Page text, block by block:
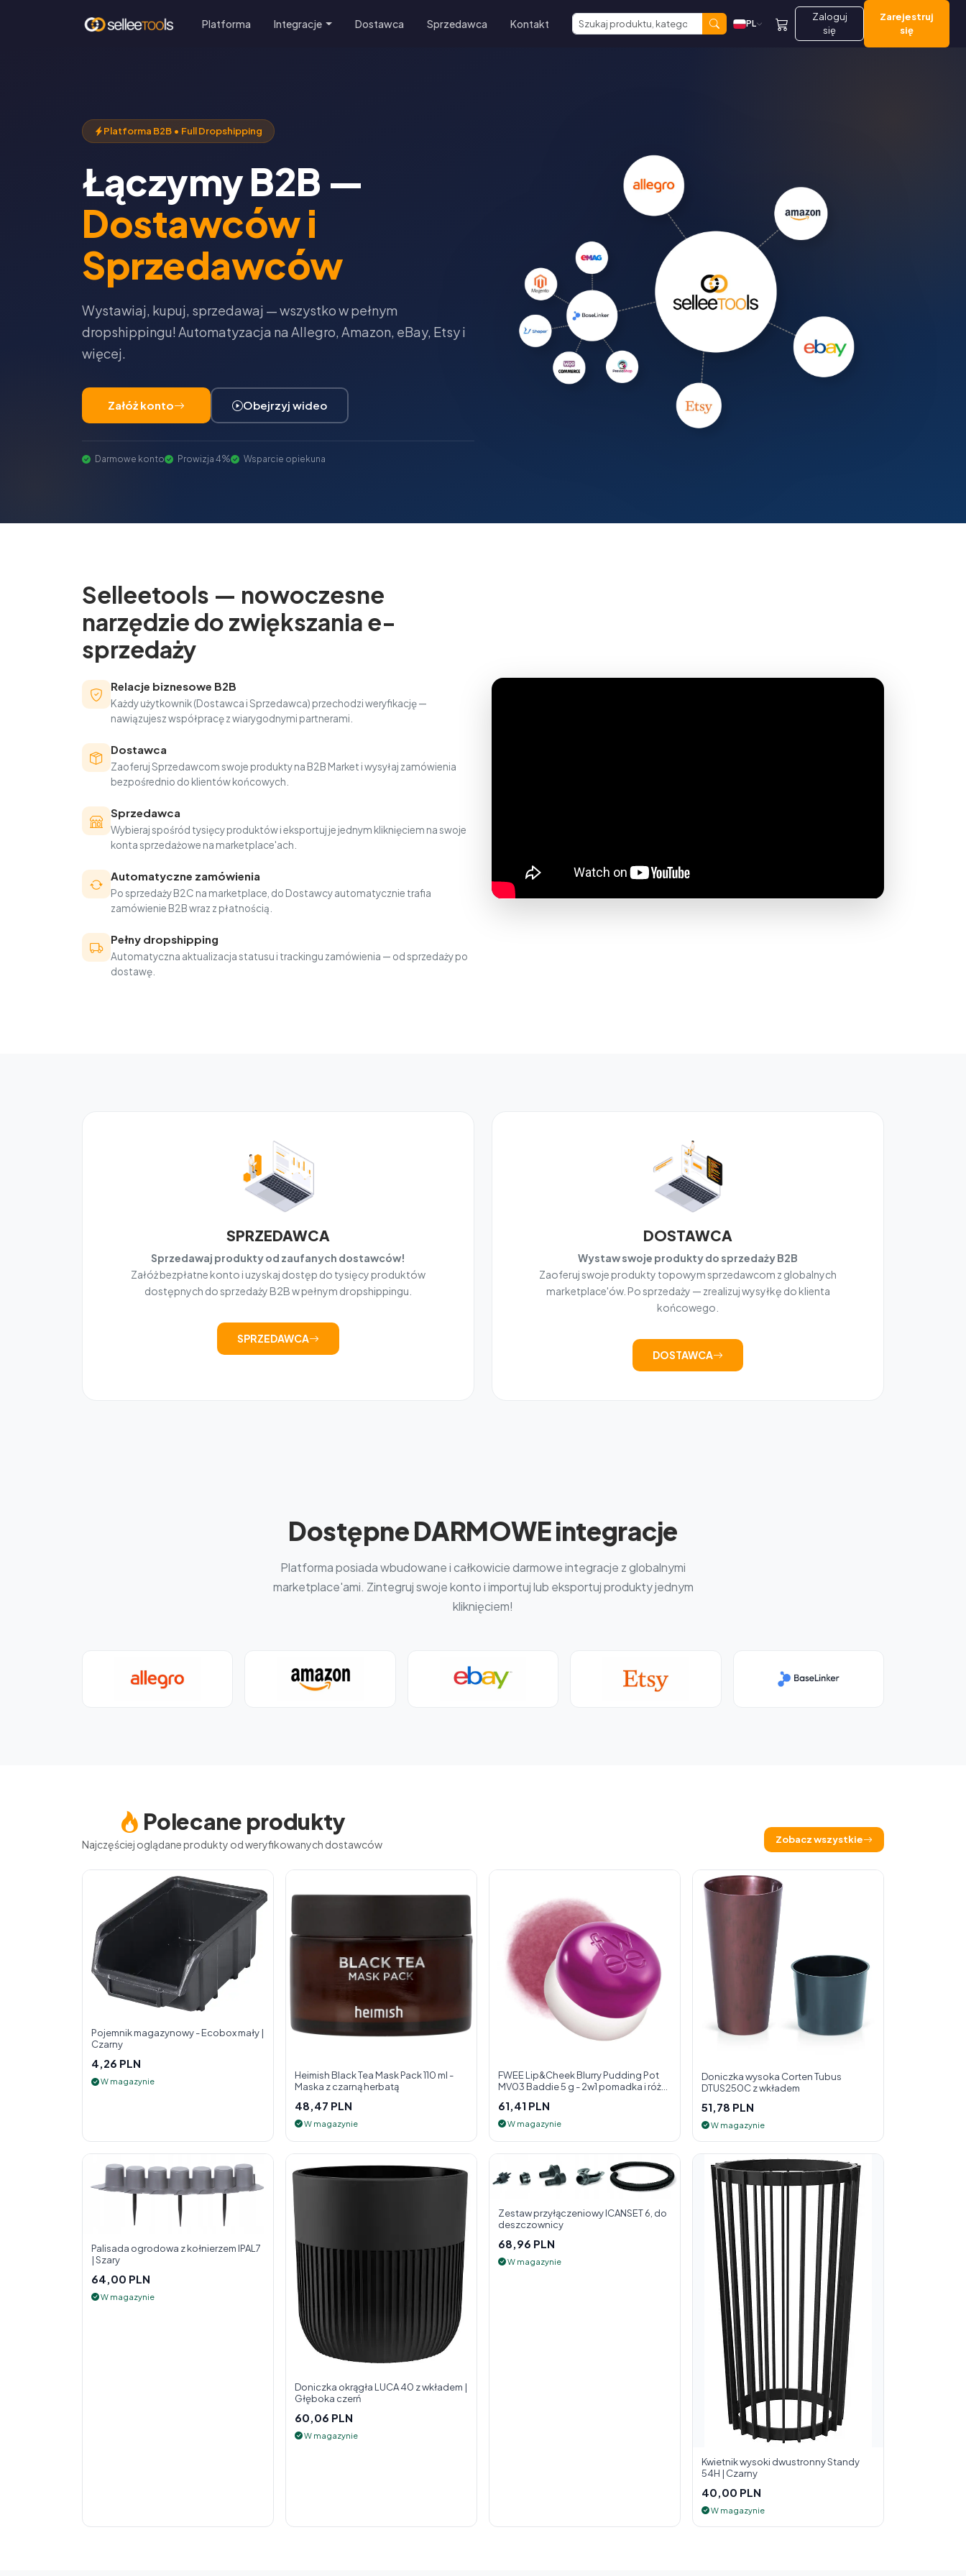
Platforma Integracje Dostawca Sprzedawca Kontakt PL
Zaloguj
się
Zarejestruj
się
Platforma B2B • Full Dropshipping
Łączymy B2B —
Dostawców i
Sprzedawców
Wystawiaj, kupuj, sprzedawaj — wszystko w pełnym
dropshippingu! Automatyzacja na Allegro, Amazon, eBay, Etsy i
więcej.
Załóż konto Obejrzyj wideo
Darmowe konto Prowizja 4% Wsparcie opiekuna
Selleetools — nowoczesne
narzędzie do zwiększania e-
sprzedaży
Relacje biznesowe B2B
Każdy użytkownik (Dostawca i Sprzedawca) przechodzi weryfikację —
nawiązujesz współpracę z wiarygodnymi partnerami.
Dostawca
Zaoferuj Sprzedawcom swoje produkty na B2B Market i wysyłaj zamówienia
bezpośrednio do klientów końcowych.
Sprzedawca
Wybieraj spośród tysięcy produktów i eksportuj je jednym kliknięciem na swoje
konta sprzedażowe na marketplace'ach.
Automatyczne zamówienia
Po sprzedaży B2C na marketplace, do Dostawcy automatycznie trafia
zamówienie B2B wraz z płatnością.
Pełny dropshipping
Automatyczna aktualizacja statusu i trackingu zamówienia — od sprzedaży po
dostawę.
SPRZEDAWCA
Sprzedawaj produkty od zaufanych dostawców!
Załóż bezpłatne konto i uzyskaj dostęp do tysięcy produktów
dostępnych do sprzedaży B2B w pełnym dropshippingu.
SPRZEDAWCA
DOSTAWCA
Wystaw swoje produkty do sprzedaży B2B
Zaoferuj swoje produkty topowym sprzedawcom z globalnych
marketplace'ów. Po sprzedaży — zrealizuj wysyłkę do klienta
końcowego.
DOSTAWCA
Dostępne DARMOWE integracje
Platforma posiada wbudowane i całkowicie darmowe integracje z globalnymi
marketplace'ami. Zintegruj swoje konto i importuj lub eksportuj produkty jednym
kliknięciem!
Polecane produkty
Najczęściej oglądane produkty od weryfikowanych dostawców Zobacz wszystkie
Pojemnik magazynowy - Ecobox mały |
Czarny
4,26 PLN
W magazynie
Heimish Black Tea Mask Pack 110 ml -
Maska z czarną herbatą
48,47 PLN
W magazynie
FWEE Lip&Cheek Blurry Pudding Pot
MV03 Baddie 5 g - 2w1 pomadka i róż
61,41 PLN
W magazynie
Doniczka wysoka Corten Tubus
DTUS250C z wkładem
51,78 PLN
W magazynie
Palisada ogrodowa z kołnierzem IPAL7
| Szary
64,00 PLN
W magazynie
Doniczka okrągła LUCA 40 z wkładem |
Głęboka czerń
60,06 PLN
W magazynie
Zestaw przyłączeniowy ICANSET 6, do
deszczownicy
68,96 PLN
W magazynie
Kwietnik wysoki dwustronny Standy
54H | Czarny
40,00 PLN
W magazynie